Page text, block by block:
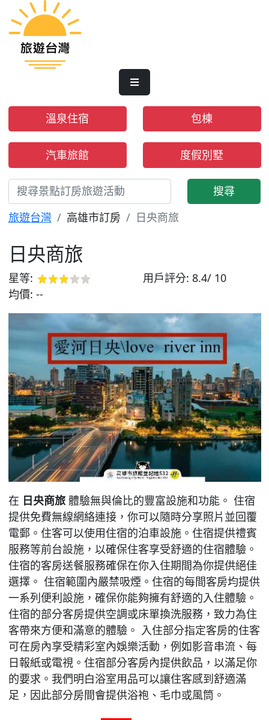
溫泉住宿 包棟
汽車旅館 度假別墅
搜尋
旅遊台灣
高雄市訂房 日央商旅
日央商旅
星等: 用戶評分: 8.4/ 10
均價: --
在 日央商旅體驗無與倫比的豐富設施和功能。 住宿
提供免費無線網絡連接，你可以隨時分享照片並回覆
電郵。住客可以使用住宿的泊車設施。住宿提供禮賓
服務等前台設施，以確保住客享受舒適的住宿體驗。
住宿的客房送餐服務確保在你入住期間為你提供絕佳
選擇。 住宿範圍內嚴禁吸煙。住宿的每間客房均提供
一系列便利設施，確保你能夠擁有舒適的入住體驗。
住宿的部分客房提供空調或床單換洗服務，致力為住
客帶來方便和滿意的體驗。 入住部分指定客房的住客
可在房內享受精彩室內娛樂活動，例如影音串流、每
日報紙或電視。住宿部分客房內提供飲品，以滿足你
的要求。我們明白浴室用品可以讓住客感到舒適滿
足，因此部分房間會提供浴袍、毛巾或風筒。